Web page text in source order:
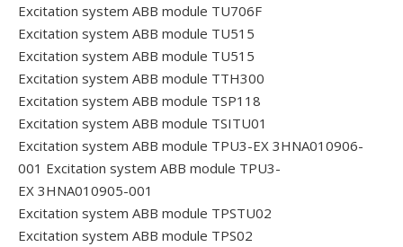
Excitation system ABB module TU706F
Excitation system ABB module TU515
Excitation system ABB module TU515
Excitation system ABB module TTH300
Excitation system ABB module TSP118
Excitation system ABB module TSITU01
Excitation system ABB module TPU3-EX 3HNA010906-
001 Excitation system ABB module TPU3-
EX 3HNA010905-001
Excitation system ABB module TPSTU02
Excitation system ABB module TPS02